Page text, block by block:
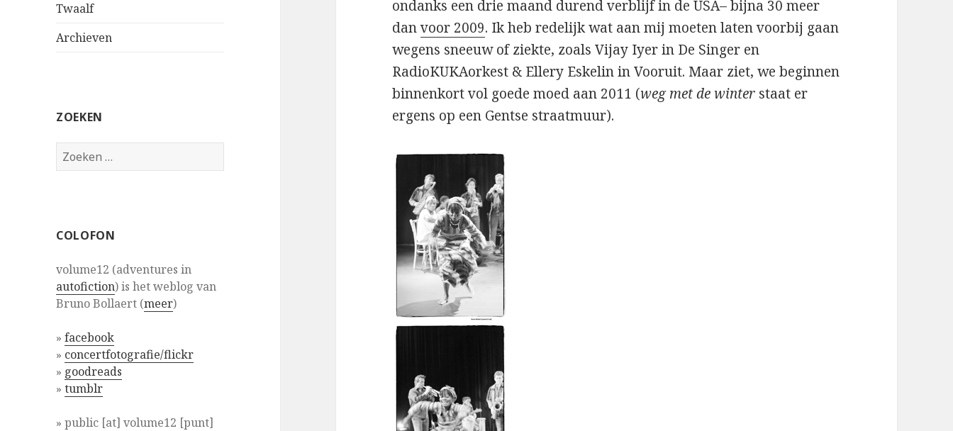
Twaalf
Archieven
ZOEKEN
Zoeken
naar:
COLOFON
volume12 (adventures in
autofiction) is het weblog van
Bruno Bollaert (meer)
»facebook
» concertfotografie/flickr
» goodreads
»tumblr
» public [at] volume12 [punt]
ondanks een drie maand durend verblijf in de USA– bijna 30 meer
danvoor 2009. Ik heb redelijk wat aan mij moeten laten voorbij gaan
wegens sneeuw of ziekte, zoals Vijay Iyer in De Singer en
RadioKUKAorkest & Ellery Eskelin in Vooruit. Maar ziet, we beginnen
binnenkort vol goede moed aan 2011 (weg met de winter staat er
ergens op een Gentse straatmuur).